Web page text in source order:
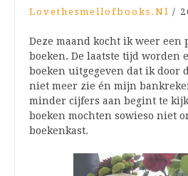
Lovethesmellofbooks.nl /
Deze maand kocht ik weer een
boeken. De laatste tijd worden
boeken uitgegeven dat ik door
niet meer zie én mijn
minder cijfers aan begint te
boeken mochten sowieso niet
boekenkast.